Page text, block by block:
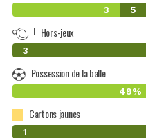
3 5
Hors-jeux
0
3
Possession de la balle
49%
Cartons jaunes
0
1